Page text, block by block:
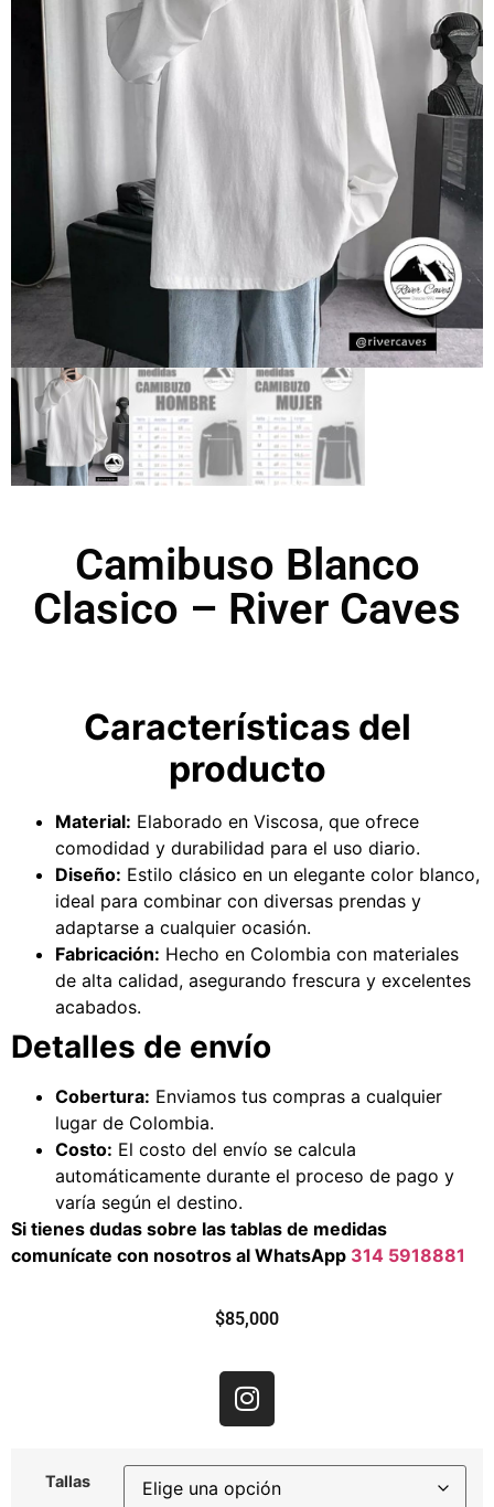
Camibuso Blanco
Clasico – River Caves
Características del
producto
Material: Elaborado en Viscosa, que ofrece
comodidad y durabilidad para el uso diario.
Diseño: Estilo clásico en un elegante color blanco,
ideal para combinar con diversas prendas y
adaptarse a cualquier ocasión.
Fabricación: Hecho en Colombia con materiales
de alta calidad, asegurando frescura y excelentes
acabados.
Detalles de envío
Cobertura: Enviamos tus compras a cualquier
lugar de Colombia.
Costo: El costo del envío se calcula
automáticamente durante el proceso de pago y
varía según el destino.
Si tienes dudas sobre las tablas de medidas
comunícate con nosotros al WhatsApp 314 5918881
$85,000
Tallas